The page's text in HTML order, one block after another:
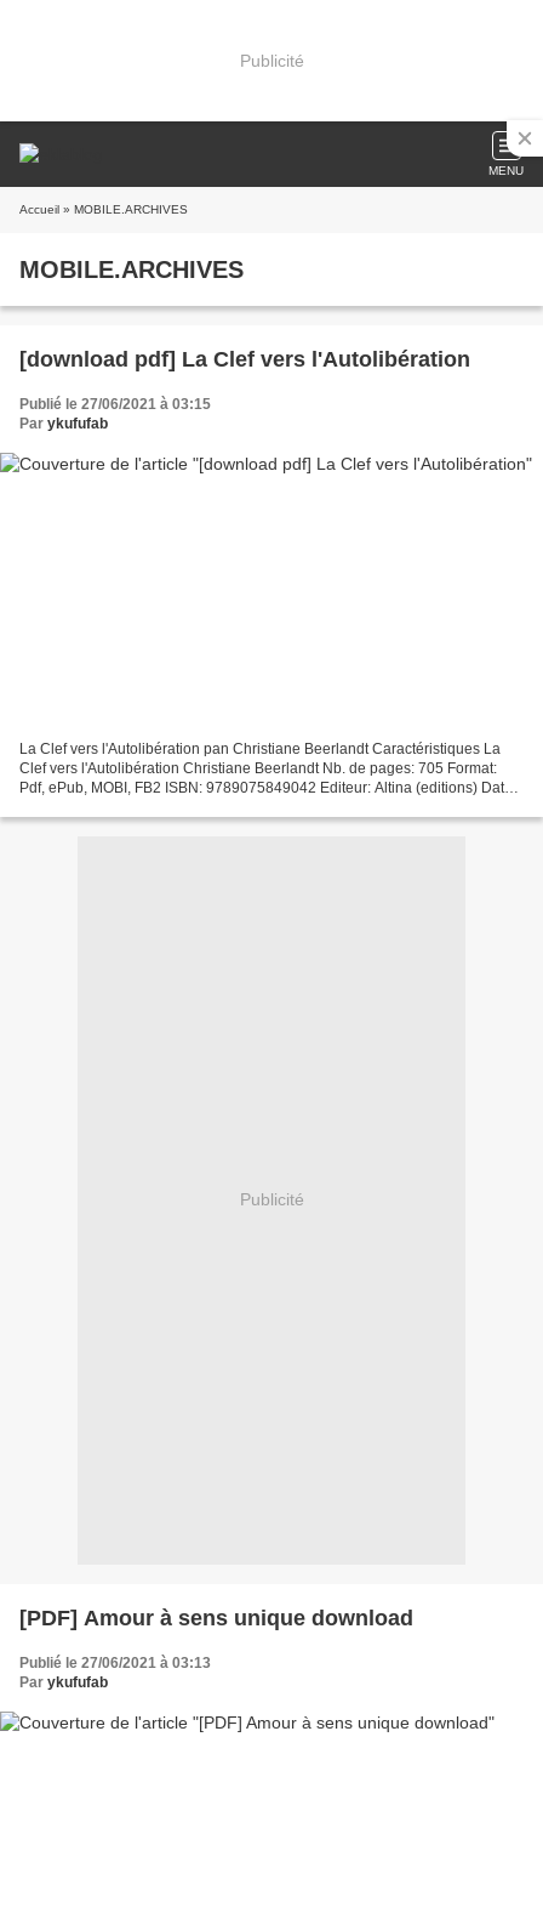
Publicité
MENU
Accueil » MOBILE.ARCHIVES
MOBILE.ARCHIVES
[download pdf] La Clef vers l'Autolibération
Publié le 27/06/2021 à 03:15
Par ykufufab
La Clef vers l'Autolibération pan Christiane Beerlandt Caractéristiques La
Clef vers l'Autolibération Christiane Beerlandt Nb. de pages: 705 Format:
Pdf, ePub, MOBI, FB2 ISBN: 9789075849042 Editeur: Altina (editions) Date
Publicité
[PDF] Amour à sens unique download
Publié le 27/06/2021 à 03:13
Par ykufufab